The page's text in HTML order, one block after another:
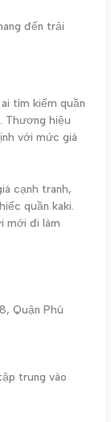
đến trải
tìm kiếm quần
Thương hiệu
với mức giá
cạnh tranh,
quần kaki.
mới đi làm
Quận Phú
trung vào